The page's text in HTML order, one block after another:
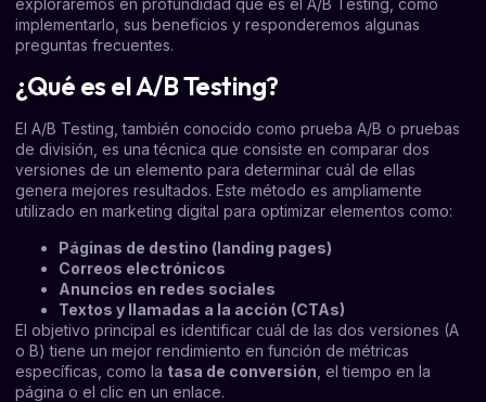
exploraremos en profundidad qué es el A/B Testing, cómo
implementarlo, sus beneficios y responderemos algunas
preguntas frecuentes.
¿Qué es el A/B Testing?
El A/B Testing, también conocido como prueba A/B o pruebas
de división, es una técnica que consiste en comparar dos
versiones de un elemento para determinar cuál de ellas
genera mejores resultados. Este método es ampliamente
utilizado en marketing digital para optimizar elementos como:
Páginas de destino (landing pages)
Correos electrónicos
Anuncios en redes sociales
Textos y llamadas a la acción (CTAs)
El objetivo principal es identificar cuál de las dos versiones (A
o B) tiene un mejor rendimiento en función de métricas
específicas, como la tasa de conversión , el tiempo en la
página o el clic en un enlace.